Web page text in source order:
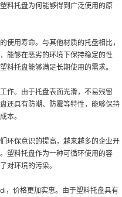
料托盘为何能够得到广泛使用的原
使用寿命。与其他材质的托盘相比，
能够在恶劣的环境下保持稳定的性
料托盘能够满足长期使用的需求。
作。由于托盘表面光滑，不易残留
还具有防潮、防霉等特性，能够保持
本。
环保意识的提高，越来越多的企业开
塑料托盘作为一种可循环使用的容
对环境的污染。
，价格更加实惠。由于塑料托盘具有